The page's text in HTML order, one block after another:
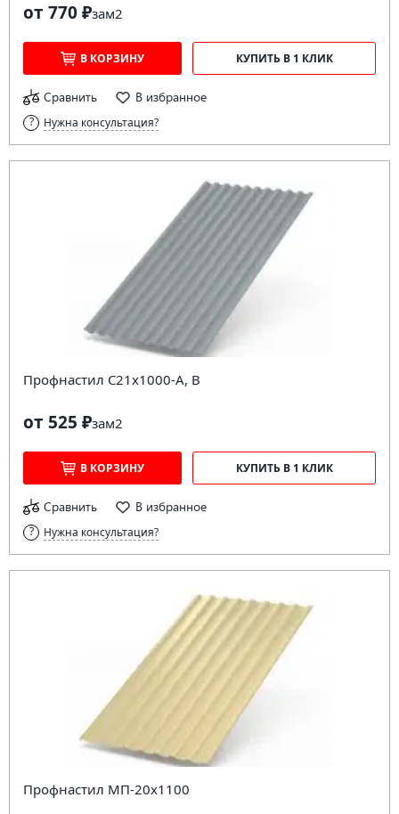
от 770 ₽зам2
В КОРЗИНУ КУПИТЬ В 1 КЛИК
Сравнить В избранное
Нужна консультация?
Профнастил С21х1000-А, В
от 525 ₽зам2
В КОРЗИНУ КУПИТЬ В 1 КЛИК
Сравнить В избранное
Нужна консультация?
Профнастил МП-20х1100